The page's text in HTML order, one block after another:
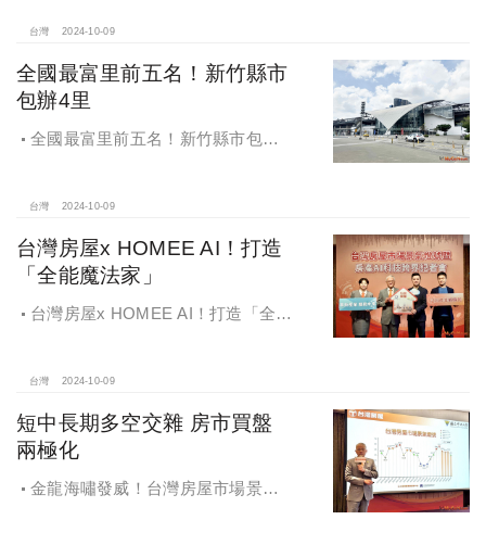
台灣 2024-10-09
全國最富里前五名！新竹縣市
包辦4里
全國最富里前五名！新竹縣市包辦4
台灣 2024-10-09
台灣房屋x HOMEE AI！打造
「全能魔法家」
台灣房屋x HOMEE AI！打造「全能
台灣 2024-10-09
短中長期多空交雜 房市買盤
兩極化
金龍海嘯發威！台灣房屋市場景氣